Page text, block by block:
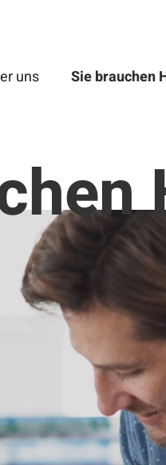
uns Sie brauchen